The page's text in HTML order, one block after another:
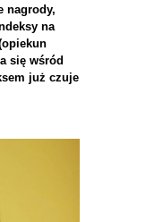
nagrody,
na
się wśród
już czuje